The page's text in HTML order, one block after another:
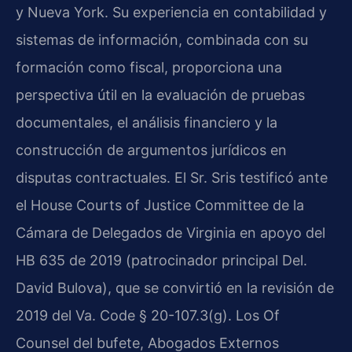
y Nueva York. Su experiencia en contabilidad y
sistemas de información, combinada con su
formación como fiscal, proporciona una
perspectiva útil en la evaluación de pruebas
documentales, el análisis financiero y la
construcción de argumentos jurídicos en
disputas contractuales. El Sr. Sris testificó ante
el House Courts of Justice Committee de la
Cámara de Delegados de Virginia en apoyo del
HB 635 de 2019 (patrocinador principal Del.
David Bulova), que se convirtió en la revisión de
2019 del Va. Code § 20-107.3(g). Los Of
Counsel del bufete, Abogados Externos